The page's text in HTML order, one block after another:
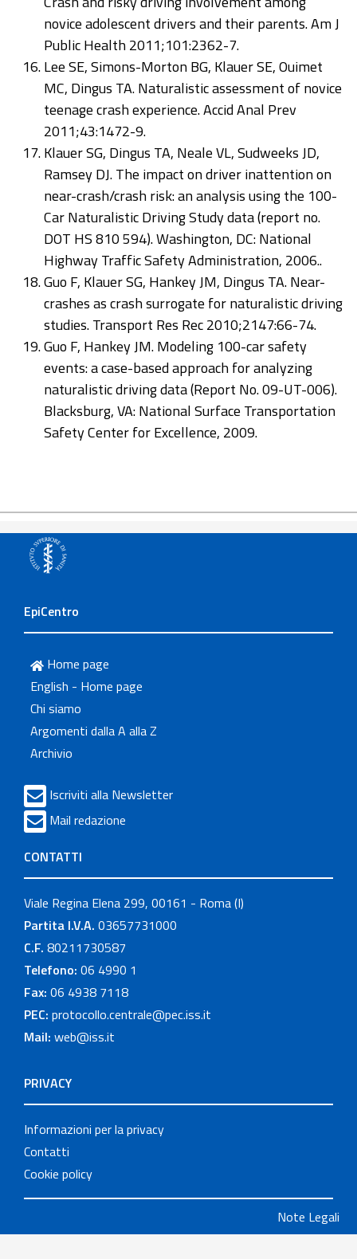
novice adolescent drivers and their parents. Am J
Public Health 2011;101:2362-7.
Lee SE, Simons-Morton BG, Klauer SE, Ouimet
MC, Dingus TA. Naturalistic assessment of novice
teenage crash experience. Accid Anal Prev
2011;43:1472-9.
Klauer SG, Dingus TA, Neale VL, Sudweeks JD,
Ramsey DJ. The impact on driver inattention on
near-crash/crash risk: an analysis using the 100-
Car Naturalistic Driving Study data (report no.
DOT HS 810 594). Washington, DC: National
Highway Traffic Safety Administration, 2006..
Guo F, Klauer SG, Hankey JM, Dingus TA. Near-
crashes as crash surrogate for naturalistic driving
studies. Transport Res Rec 2010;2147:66-74.
Guo F, Hankey JM. Modeling 100-car safety
events: a case-based approach for analyzing
naturalistic driving data (Report No. 09-UT-006).
Blacksburg, VA: National Surface Transportation
Safety Center for Excellence, 2009.
EpiCentro
Home page
English - Home page
Chi siamo
Argomenti dalla A alla Z
Archivio
Iscriviti alla Newsletter
Mail redazione
CONTATTI
Viale Regina Elena 299, 00161 - Roma (I)
Partita I.V.A. 03657731000
C.F. 80211730587
Telefono: 06 4990 1
Fax: 06 4938 7118
PEC: protocollo.centrale@pec.iss.it
Mail: web@iss.it
PRIVACY
Informazioni per la privacy
Contatti
Cookie policy
Note Legali